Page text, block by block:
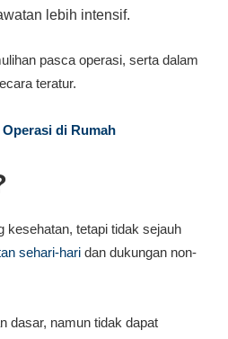
lebih intensif.
pasca operasi, serta dalam
teratur.
di Rumah
kesehatan, tetapi tidak sejauh
sehari-hari dan dukungan non-
dasar, namun tidak dapat